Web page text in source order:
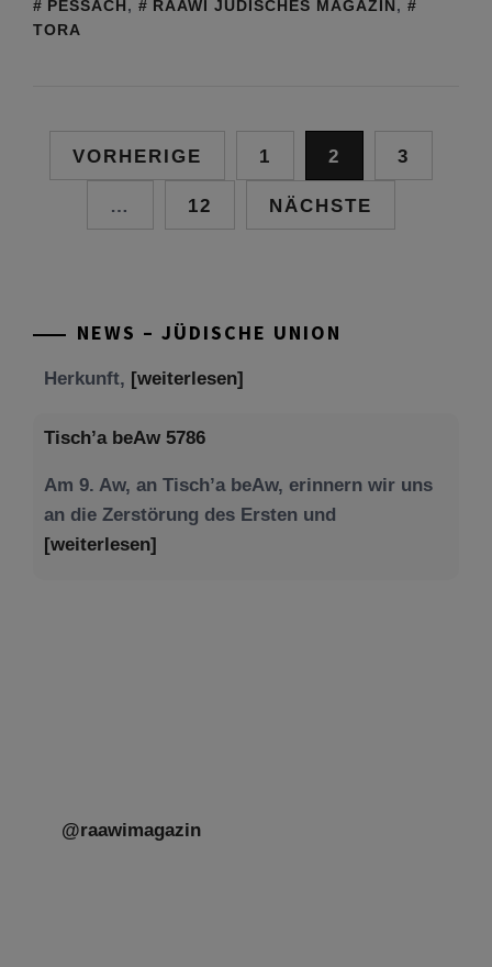
PESSACH, RAAWI JÜDISCHES MAGAZIN,
TORA
Seitennummerierung
Beiträge
VORHERIGE 1 2 3
… 12 NÄCHSTE
NEWS – JÜDISCHE UNION
Tisch’a beAw 5786
Am 9. Aw, an Tisch’a beAw, erinnern wir uns
[weiterlesen]
Tu be’Aw – das jüdische Fest der Liebe, der
@raawimagazin